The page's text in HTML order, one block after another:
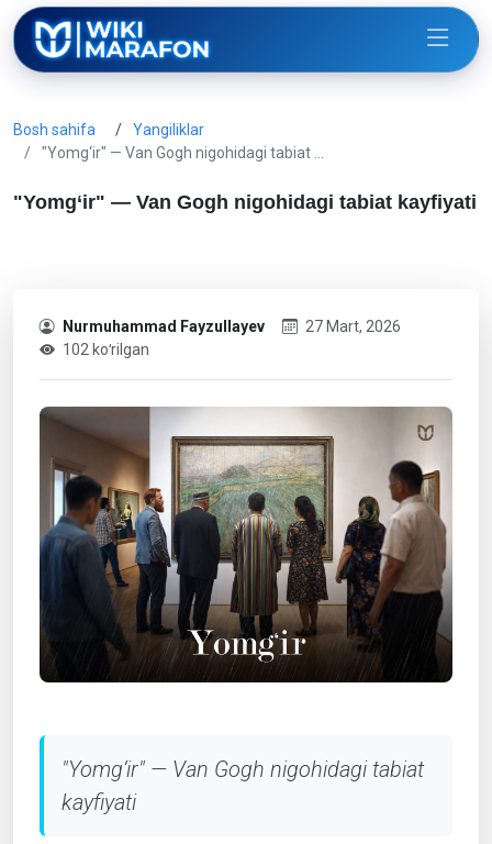
Bosh sahifa
Yangiliklar
"Yomg‘ir" — Van Gogh nigohidagi tabiat …
"Yomg‘ir" — Van Gogh nigohidagi tabiat kayfiyati
Nurmuhammad Fayzullayev
27 Mart, 2026
102 koʻrilgan
"Yomg‘ir" — Van Gogh nigohidagi tabiat
kayfiyati